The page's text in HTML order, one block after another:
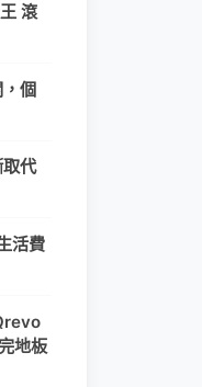
滾
個
代
活費
地板